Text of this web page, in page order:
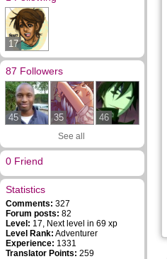
17
87 Followers
45 35 46
See all
0 Friend
Statistics
Comments: 327
Forum posts: 82
Level: 17, Next level in 69 xp
Level Rank: Adventurer
Experience: 1331
Translator Points: 259